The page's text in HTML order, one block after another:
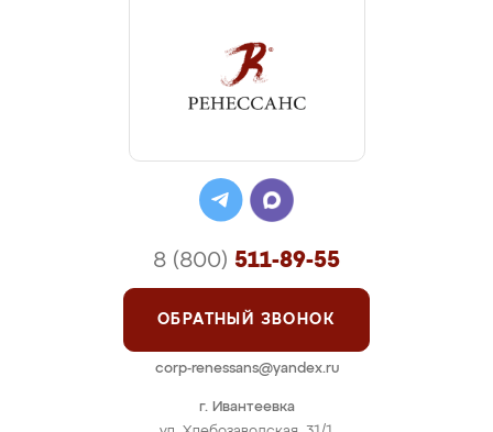
г. Ивантеевка
8 (800) 511-89-55
ОБРАТНЫЙ ЗВОНОК
corp-renessans@yandex.ru